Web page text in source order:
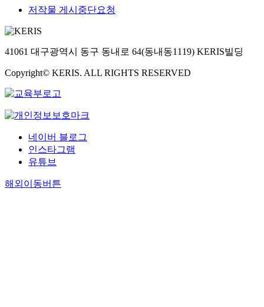
저작물 게시중단요청
41061 대구광역시 동구 동내로 64(동내동1119) KERIS빌딩
Copyright© KERIS. ALL RIGHTS RESERVED
네이버 블로그
인스타그램
유튜브
해외이동버튼